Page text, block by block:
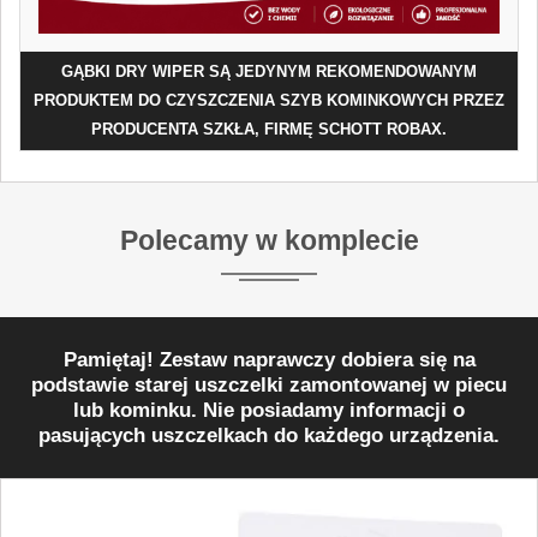
GĄBKI DRY WIPER SĄ JEDYNYM REKOMENDOWANYM
PRODUKTEM DO CZYSZCZENIA SZYB KOMINKOWYCH PRZEZ
PRODUCENTA SZKŁA, FIRMĘ SCHOTT ROBAX.
Polecamy w komplecie
Pamiętaj! Zestaw naprawczy dobiera się na
podstawie starej uszczelki zamontowanej w piecu
lub kominku. Nie posiadamy informacji o
pasujących uszczelkach do każdego urządzenia.